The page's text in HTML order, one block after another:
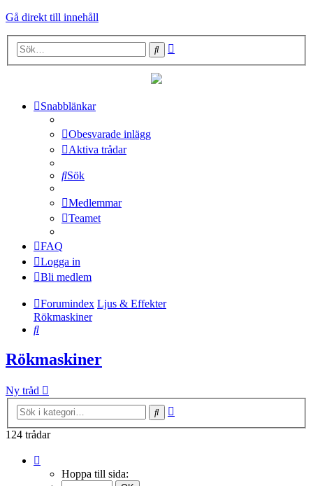
Gå direkt till innehåll
Sök
Snabblänkar
Obesvarade inlägg
Aktiva trådar
Sök
Medlemmar
Teamet
FAQ
Logga in
Bli medlem
Forumindex Ljus & Effekter
Rökmaskiner
Sök
Rökmaskiner
Ny tråd
Sök
124 trådar
Hoppa till sida: